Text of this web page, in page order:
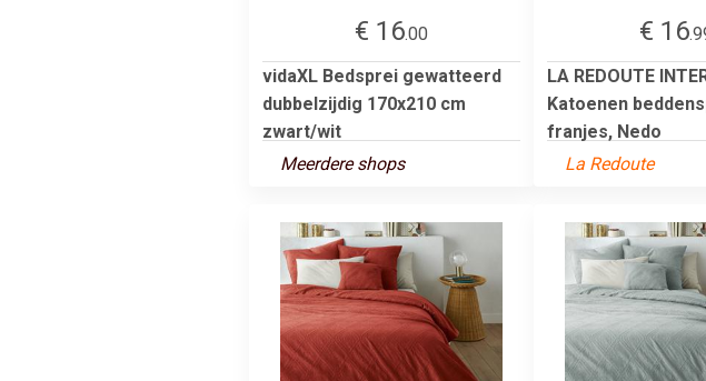
€ 16.00
vidaXL Bedsprei gewatteerd
dubbelzijdig 170x210 cm
zwart/wit
Meerdere shops
€ 16
LA REDOUTE
Katoenen
franjes, Nedo
La Redoute